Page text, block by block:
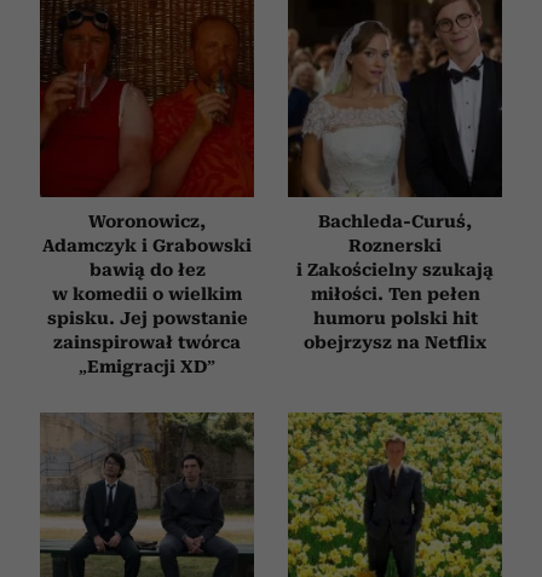
i reklam, aby oferować funkcje społecznościowe i
analizować ruch w naszej witrynie. Informacje o tym, jak
korzystasz z naszej witryny, udostępniamy partnerom
społecznościowym, reklamowym i analitycznym.
Partnerzy mogą połączyć te informacje z innymi danymi
otrzymanymi od Ciebie lub uzyskanymi podczas
korzystania z ich usług.
Woronowicz,
Adamczyk i Grabowski
bawią do łez
w komedii o wielkim
spisku. Jej powstanie
zainspirował twórca
„Emigracji XD”
Bachleda-Curuś,
Roznerski
i Zakościelny szukają
miłości. Ten pełen
humoru polski hit
obejrzysz na Netflix